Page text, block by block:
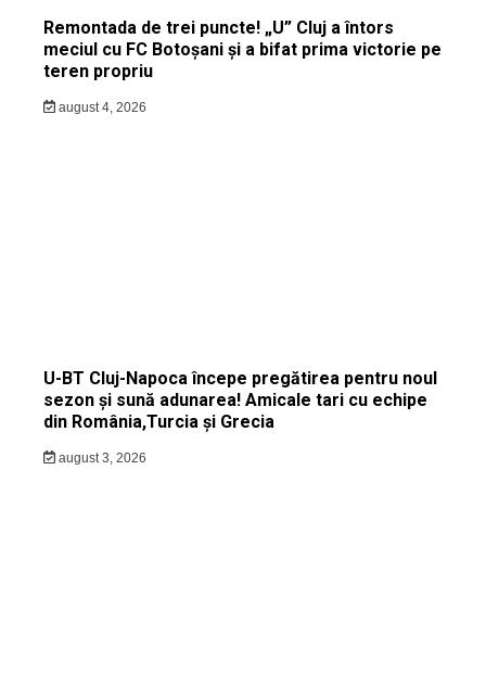
Remontada de trei puncte! „U” Cluj a întors
meciul cu FC Botoșani și a bifat prima victorie pe
teren propriu
august 4, 2026
U-BT Cluj-Napoca începe pregătirea pentru noul
sezon și sună adunarea! Amicale tari cu echipe
din România,Turcia și Grecia
august 3, 2026